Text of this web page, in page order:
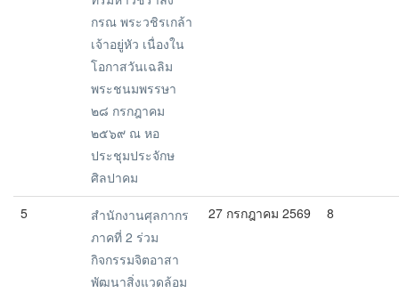
กรณ พระวชิรเกล้า
เจ้าอยู่หัว เนื่องใน
โอกาสวันเฉลิม
พระชนมพรรษา
๒๘ กรกฎาคม
๒๕๖๙ ณ หอ
ประชุมประจักษ
ศิลปาคม
5
สำนักงานศุลกากร
ภาคที่ 2 ร่วม
กิจกรรมจิตอาสา
พัฒนาสิ่งแวดล้อม
27 กรกฎาคม 2569 8